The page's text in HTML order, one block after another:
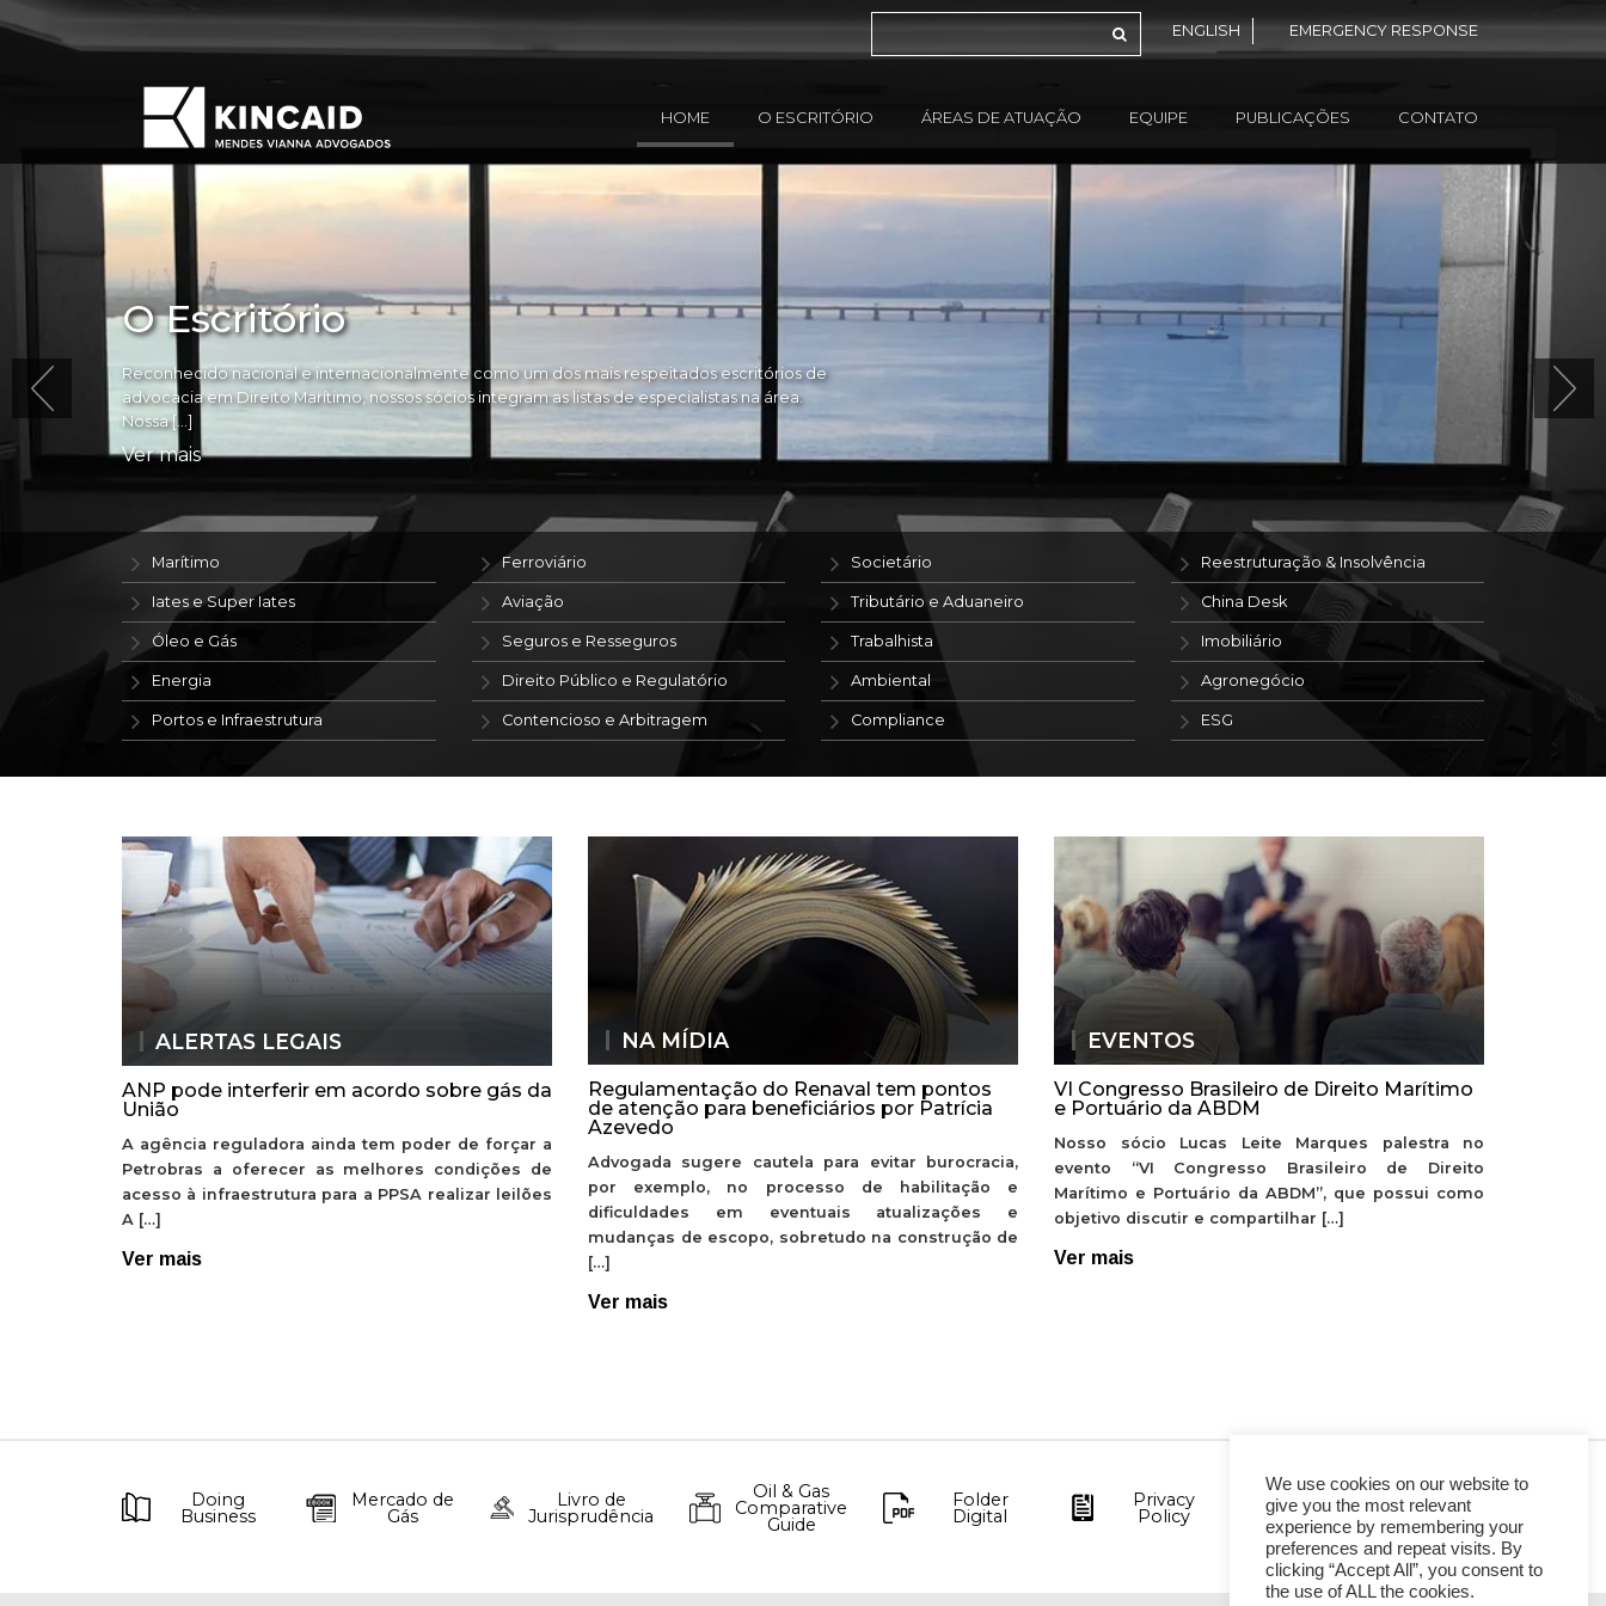
ENGLISH EMERGENCY RESPONSE
HOME O ESCRITÓRIO ÁREAS DE ATUAÇÃO EQUIPE PUBLICAÇÕES CONTATO
O Escritório
Reconhecido nacional e internacionalmente como um dos mais respeitados escritórios de
advocacia em Direito Marítimo, nossos sócios integram as listas de especialistas na área.
Nossa […]
Ver mais
Marítimo
Iates e Super Iates
Óleo e Gás
Energia
Portos e Infraestrutura
Ferroviário
Aviação
Seguros e Resseguros
Direito Público e Regulatório
Contencioso e Arbitragem
Societário
Tributário e Aduaneiro
Trabalhista
Ambiental
Compliance
Reestruturação & Insolvência
China Desk
Imobiliário
Agronegócio
ESG
ALERTAS LEGAIS
ANP pode interferir em acordo sobre gás da
União
A agência reguladora ainda tem poder de forçar a
Petrobras a oferecer as melhores condições de
acesso à infraestrutura para a PPSA realizar leilões
A […]
Ver mais
NA MÍDIA
Regulamentação do Renaval tem pontos
de atenção para beneficiários por Patrícia
Azevedo
Advogada sugere cautela para evitar burocracia,
por exemplo, no processo de habilitação e
dificuldades em eventuais atualizações e
mudanças de escopo, sobretudo na construção de
[…]
Ver mais
EVENTOS
VI Congresso Brasileiro de Direito Marítimo
e Portuário da ABDM
Nosso sócio Lucas Leite Marques palestra no
evento “VI Congresso Brasileiro de Direito
Marítimo e Portuário da ABDM”, que possui como
objetivo discutir e compartilhar […]
Ver mais
Doing
Business
Mercado de
Gás
Livro de
Jurisprudência
Oil & Gas
Comparative
Guide
Folder
Digital
Privacy
Policy
We use cookies on our website to
give you the most relevant
experience by remembering your
preferences and repeat visits. By
clicking “Accept All”, you consent to
the use of ALL the cookies.